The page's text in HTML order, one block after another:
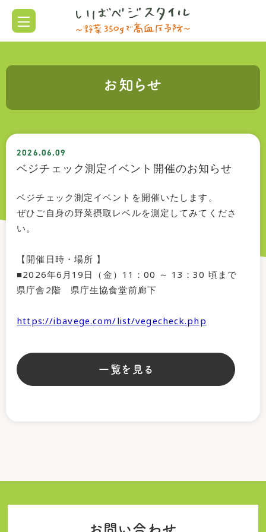
お知らせ
2026.06.09
ベジチェック測定イベント開催のお知らせ
ベジチェック測定イベントを開催いたします。
ぜひご自身の野菜摂取レベルを測定してみてくださ
い。
【開催日時・場所 】
■2026年6月19日（金）11：00 ～ 13：30 頃まで
県庁舎2階 県庁生協食堂前廊下
https://ibavege.com/list/vegecheck.php
一覧を見る
お問い合わせ